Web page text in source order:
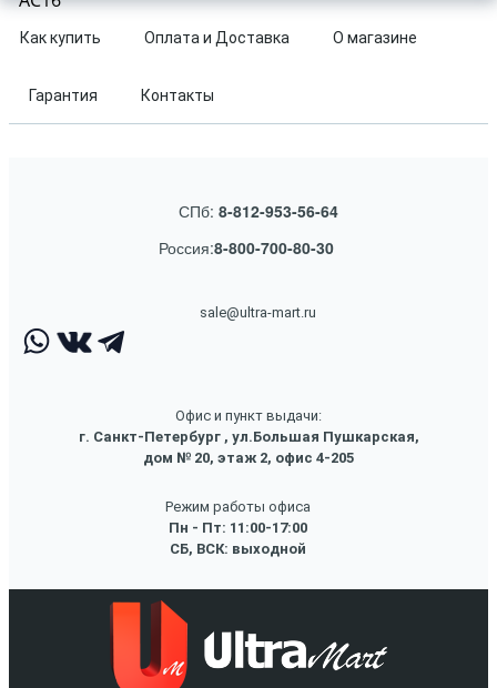
Как купить Оплата и Доставка О магазине
Гарантия Контакты
СПб: 8-812-953-56-64
Россия:8-800-700-80-30
sale@ultra-mart.ru
Офис и пункт выдачи:
г. Санкт-Петербург , ул.Большая Пушкарская,
дом № 20, этаж 2, офис 4-205
Режим работы офиса
Пн - Пт: 11:00-17:00
СБ, ВСК: выходной